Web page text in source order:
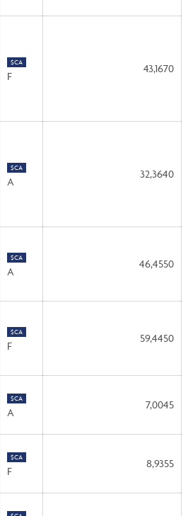
$CA
F
43,1670
$CA
A
32,3640
$CA
A
46,4550
$CA
F
59,4450
$CA
A
7,0045
$CA
F
8,9355